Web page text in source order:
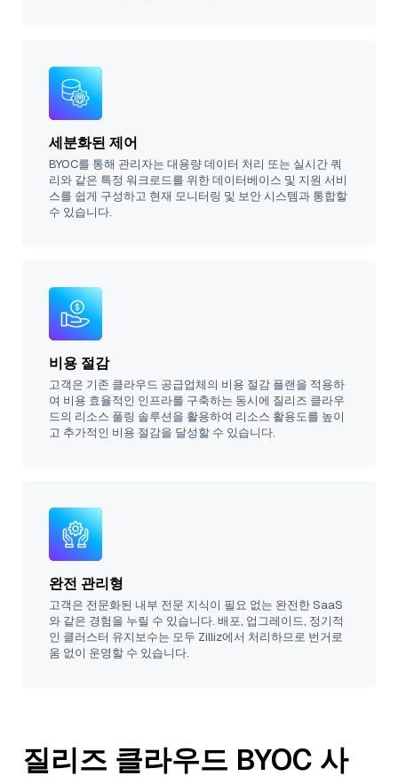
세분화된 제어
BYOC를 통해 관리자는 대용량 데이터 처리 또는 실시간 쿼
리와 같은 특정 워크로드를 위한 데이터베이스 및 지원 서비
스를 쉽게 구성하고 현재 모니터링 및 보안 시스템과 통합할
수 있습니다.
비용 절감
고객은 기존 클라우드 공급업체의 비용 절감 플랜을 적용하
여 비용 효율적인 인프라를 구축하는 동시에 질리즈 클라우
드의 리소스 풀링 솔루션을 활용하여 리소스 활용도를 높이
고 추가적인 비용 절감을 달성할 수 있습니다.
완전 관리형
고객은 전문화된 내부 전문 지식이 필요 없는 완전한 SaaS
와 같은 경험을 누릴 수 있습니다. 배포, 업그레이드, 정기적
인 클러스터 유지보수는 모두 Zilliz에서 처리하므로 번거로
움 없이 운영할 수 있습니다.
질리즈 클라우드 BYOC 사